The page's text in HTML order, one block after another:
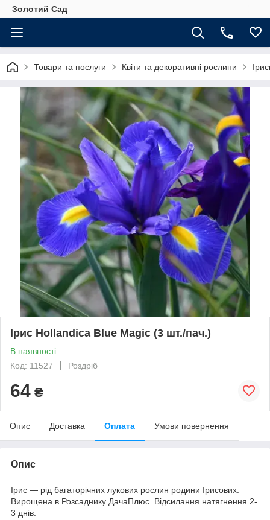
Золотий Сад
Товари та послуги Квіти та декоративні рослини
Ірис Hollandica Blue Magic (3 шт./пач.)
В наявності
Код: 11527
Роздріб
64 ₴
Опис Доставка Оплата Умови повернення
Опис
Ірис — рід багаторічних лукових рослин родини Ірисових.
Вирощена в Розсаднику ДачаПлюс. Відсилання натягнення 2-
3 днів.